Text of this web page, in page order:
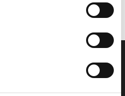
hyppige prisændringer i markedet.
være produkter, som ikke kan